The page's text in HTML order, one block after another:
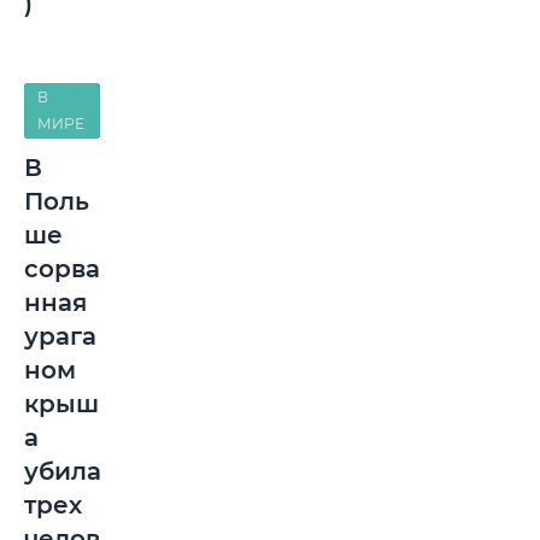
В
МИРЕ
В
Поль
ше
сорва
нная
урага
ном
крыш
а
убила
трех